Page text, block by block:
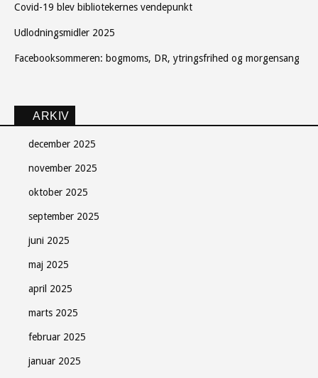
Covid-19 blev bibliotekernes vendepunkt
Udlodningsmidler 2025
Facebooksommeren: bogmoms, DR, ytringsfrihed og morgensang
ARKIV
december 2025
november 2025
oktober 2025
september 2025
juni 2025
maj 2025
april 2025
marts 2025
februar 2025
januar 2025